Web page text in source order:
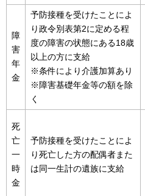
障
害
年
金
予防接種を受けたことによ
り政令別表第2に定める程
度の障害の状態にある18歳
以上の方に支給
※条件により介護加算あり
※障害基礎年金等の額を除
く
死
亡
一
時
金
予防接種を受けたことによ
り死亡した方の配偶者また
は同一生計の遺族に支給